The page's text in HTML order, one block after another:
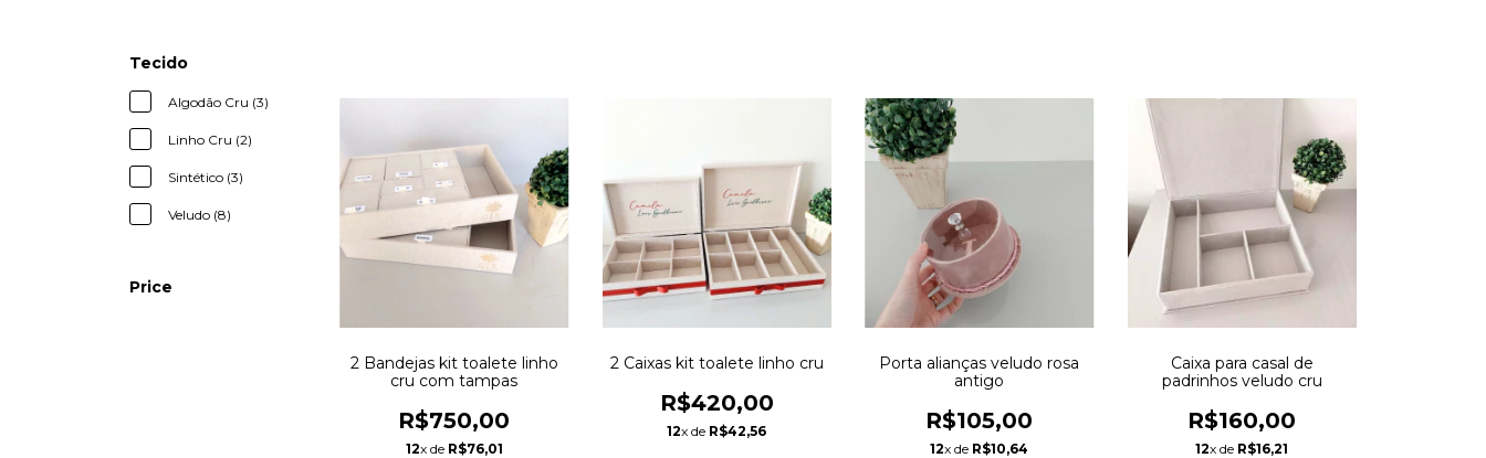
Tecido
Algodão Cru (3)
Linho Cru (2)
Sintético (3)
Veludo (8)
Price
2 Bandejas kit toalete linho
cru com tampas
R$750,00
12x de R$76,01
2 Caixas kit toalete linho cru
R$420,00
12x de R$42,56
Porta alianças veludo rosa
antigo
R$105,00
12x de R$10,64
Caixa para casal de
padrinhos veludo cru
R$160,00
12x de R$16,21